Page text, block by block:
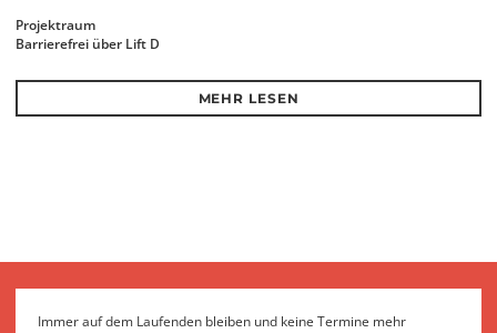
Projektraum
Barrierefrei über Lift D
MEHR LESEN
Immer auf dem Laufenden bleiben und keine Termine mehr